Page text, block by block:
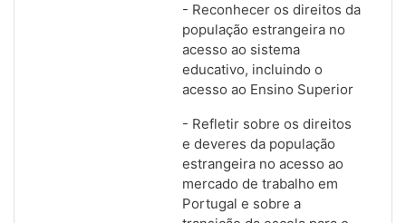
- Reconhecer os direitos da
população estrangeira no
acesso ao sistema
educativo, incluindo o
acesso ao Ensino Superior
- Refletir sobre os direitos
e deveres da população
estrangeira no acesso ao
mercado de trabalho em
Portugal e sobre a